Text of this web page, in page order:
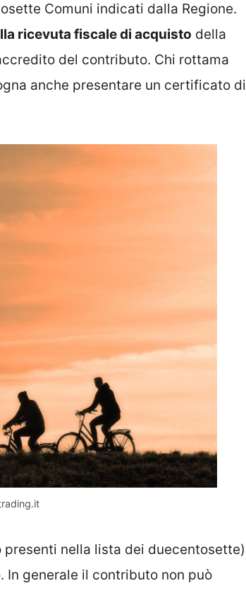
Comuni indicati dalla Regione.
ricevuta fiscale di acquisto della
del contributo. Chi rottama
anche presentare un certificato di
presenti nella lista dei duecentosette)
In generale il contributo non può